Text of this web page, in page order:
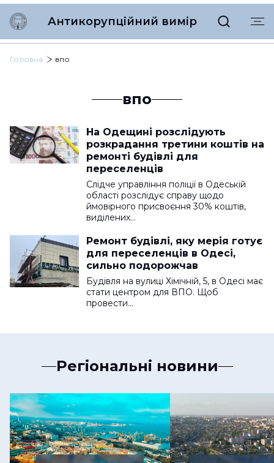
Антикорупційний вимір
Головна впо
впо
На Одещині розслідують
розкрадання третини коштів на
ремонті будівлі для
переселенців
Слідче управління поліції в Одеській
області розслідує справу щодо
ймовірного присвоєння 30% коштів,
виділених…
Ремонт будівлі, яку мерія готує
для переселенців в Одесі,
сильно подорожчав
Будівля на вулиці Хімічній, 5, в Одесі має
стати центром для ВПО. Щоб
провести…
Регіональні новини